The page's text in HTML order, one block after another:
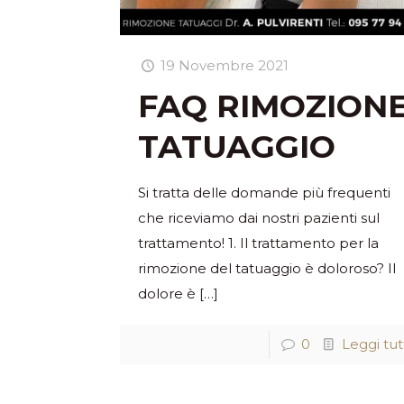
19 Novembre 2021
FAQ
TATUAGGIO
Si tratta delle domande più frequenti
che riceviamo dai nostri pazienti sul
trattamento! 1. Il trattamento per la
rimozione del tatuaggio è doloroso? Il
dolore è […]
0 Leggi